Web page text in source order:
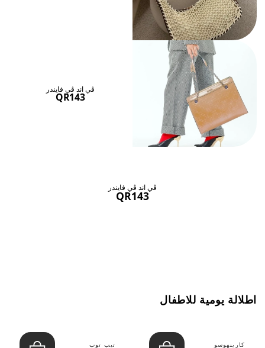
ڤي اند ڤي فايندر
QR143
ڤي اند ڤي فايندر
QR143
اطلالة يومية للاطفال
كارينهوسو تيب توب